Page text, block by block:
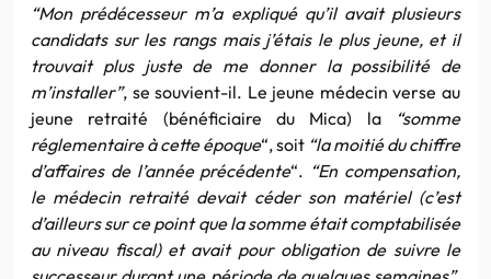
“Mon prédécesseur m’a expliqué qu’il avait plusieurs
candidats sur les rangs mais j’étais le plus jeune, et il
trouvait plus juste de me donner la possibilité de
m’installer”, se souvient-il. Le jeune médecin verse au
jeune retraité (bénéficiaire du Mica) la
“somme
réglementaire à cette époque“, soit “la moitié du chiffre
d’affaires de l’année précédente“. “En compensation,
le médecin retraité devait céder son matériel (c’est
d’ailleurs sur ce point que la somme était comptabilisée
au niveau fiscal) et avait pour obligation de suivre le